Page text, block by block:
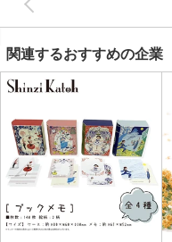
関連するおすすめの企業